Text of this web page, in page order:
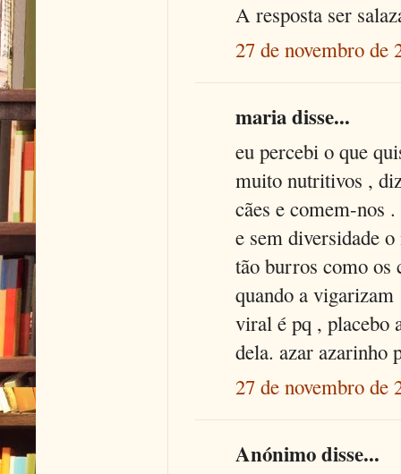
A resposta ser
27 de novembro de
maria disse...
eu percebi o que
muito nutritivos ,
cães e comem-nos
e sem diversidade
tão burros como os
quando a
viral é pq , placebo
dela. azar azarinho
27 de novembro de
Anónimo disse...